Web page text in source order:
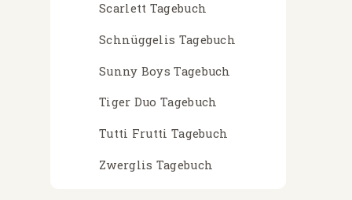
Scarlett Tagebuch
Schnüggelis Tagebuch
Sunny Boys Tagebuch
Tiger Duo Tagebuch
Tutti Frutti Tagebuch
Zwerglis Tagebuch